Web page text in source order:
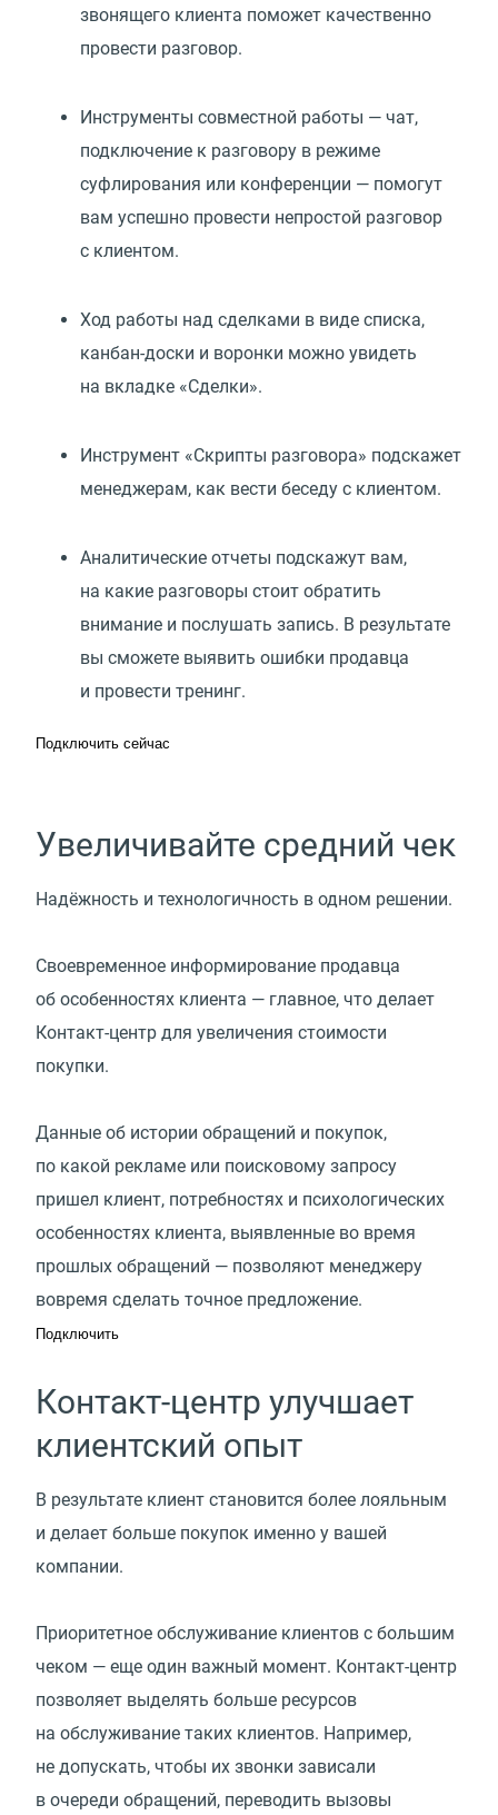
звонящего клиента поможет качественно
провести разговор.
Инструменты совместной работы — чат,
подключение к разговору в режиме
суфлирования или конференции — помогут
вам успешно провести непростой разговор
с клиентом.
Ход работы над сделками в виде списка,
канбан-доски и воронки можно увидеть
на вкладке «Сделки».
Инструмент «Скрипты разговора» подскажет
менеджерам, как вести беседу с клиентом.
Аналитические отчеты подскажут вам,
на какие разговоры стоит обратить
внимание и послушать запись. В результате
вы сможете выявить ошибки продавца
и провести тренинг.
Подключить сейчас
Увеличивайте средний чек
Надёжность и технологичность в одном решении.
Своевременное информирование продавца
об особенностях клиента — главное, что делает
Контакт-центр для увеличения стоимости
покупки.
Данные об истории обращений и покупок,
по какой рекламе или поисковому запросу
пришел клиент, потребностях и психологических
особенностях клиента, выявленные во время
прошлых обращений — позволяют менеджеру
вовремя сделать точное предложение.
Подключить
Контакт-центр улучшает
клиентский опыт
В результате клиент становится более лояльным
и делает больше покупок именно у вашей
компании.
Приоритетное обслуживание клиентов с большим
чеком — еще один важный момент. Контакт-центр
позволяет выделять больше ресурсов
на обслуживание таких клиентов. Например,
не допускать, чтобы их звонки зависали
в очереди обращений, переводить вызовы